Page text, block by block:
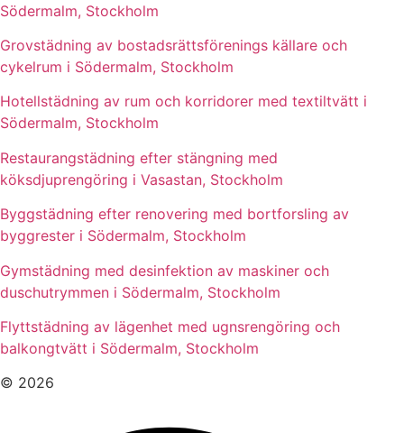
Södermalm, Stockholm
Grovstädning av bostadsrättsförenings källare och
cykelrum i Södermalm, Stockholm
Hotellstädning av rum och korridorer med textiltvätt i
Södermalm, Stockholm
Restaurangstädning efter stängning med
köksdjuprengöring i Vasastan, Stockholm
Byggstädning efter renovering med bortforsling av
byggrester i Södermalm, Stockholm
Gymstädning med desinfektion av maskiner och
duschutrymmen i Södermalm, Stockholm
Flyttstädning av lägenhet med ugnsrengöring och
balkongtvätt i Södermalm, Stockholm
© 2026